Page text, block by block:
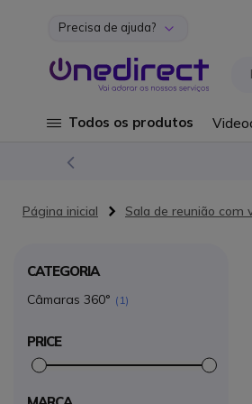
Ir para o Conteúdo
Precisa de ajuda?
Todos os produtos
Página inicial Sala de reunião com
CATEGORIA
Câmaras 360° 1
PRICE